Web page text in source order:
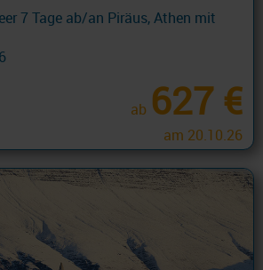
7 Tage ab/an Piräus, Athen mit
ab 627 €
am 20.10.26